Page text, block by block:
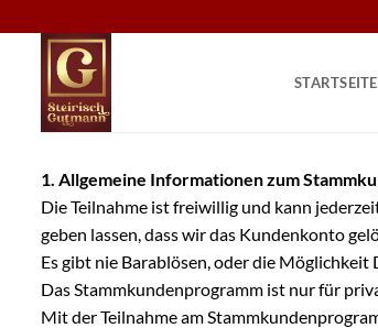
Inhalt
springen
STARTSEITE
1. Allgemeine Informationen zum
Die Teilnahme ist freiwillig und kann
geben lassen, dass wir das Kundenkonto
Es gibt nie Barablösen, oder die Möglichkeit
Das Stammkundenprogramm ist nur für
Mit der Teilnahme am